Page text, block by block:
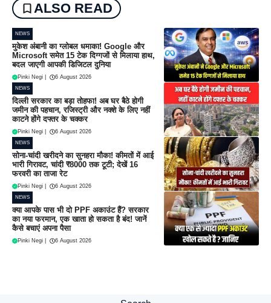
ALSO READ
NEWS
मुकेश अंबानी का ग्लोबल धमाका! Google और
Microsoft समेत 15 टेक दिग्गजों से मिलाया हाथ,
बदल जाएगी आपकी डिजिटल दुनिया
Pinki Negi 6 August 2026
NEWS
दिल्ली सरकार का बड़ा तोहफा! अब घर बैठे होगी
जमीन की पहचान, रजिस्ट्री और नक्शे के लिए नहीं
काटने होंगे दफ्तर के चक्कर
Pinki Negi 6 August 2026
NEWS
सोना-चांदी खरीदने का सुनहरा मौका! कीमतों में आई
भारी गिरावट, चांदी ₹8000 तक टूटी; देखें 16
फरवरी का ताजा रेट
Pinki Negi 6 August 2026
NEWS
क्या आपके पास भी दो PPF अकाउंट हैं? सरकार
का नया फरमान, एक खाता हो सकता है बंद! जानें
कैसे बचाएं अपना पैसा
Pinki Negi 6 August 2026